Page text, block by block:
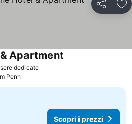
Condividi
dedicateScopri i prezzi
Apartment
Penh
Scopri i prezzi